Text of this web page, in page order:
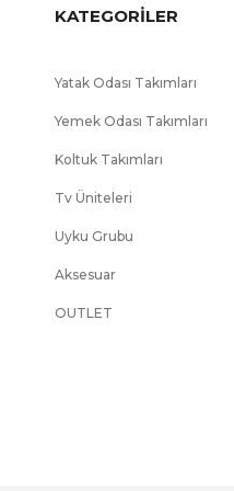
KATEGORİLER
Yatak Odası Takımları
Yemek Odası Takımları
Koltuk Takımları
Tv Üniteleri
Uyku Grubu
Aksesuar
OUTLET